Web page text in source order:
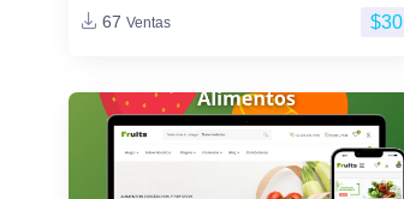
67 Ventas $30